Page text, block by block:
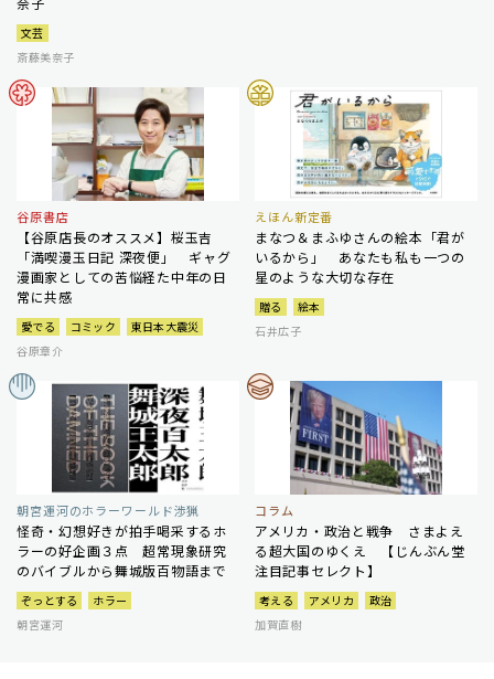
文芸
斎藤美奈子
谷原書店
【谷原店長のオススメ】桜玉吉
「満喫漫玉日記 深夜便」 ギャグ
漫画家としての苦悩経た中年の日
常に共感
愛でる コミック
東日本大震災
谷原章介
えほん新定番
まなつ＆まふゆさんの絵本「君が
いるから」 あなたも私も一つの
星のような大切な存在
贈る
絵本
石井広子
朝宮運河のホラーワールド渉猟
怪奇・幻想好きが拍手喝采するホ
ラーの好企画３点 超常現象研究
のバイブルから舞城版百物語まで
ぞっとする
ホラー
朝宮運河
コラム
アメリカ・政治と戦争 さまよえ
る超大国のゆくえ 【じんぶん堂
注目記事セレクト】
考える アメリカ
政治
加賀直樹